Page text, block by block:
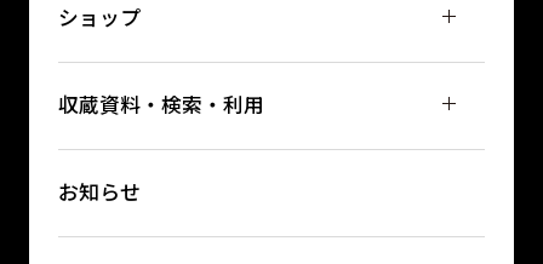
ショップ
収蔵資料・検索・利用
お知らせ